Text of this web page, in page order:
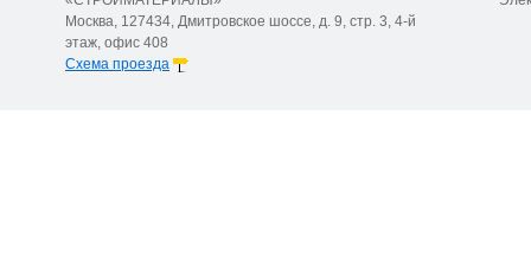
Москва, 127434, Дмитровское шоссе, д. 9, стр. 3, 4-й
этаж, офис 408
Схема проезда